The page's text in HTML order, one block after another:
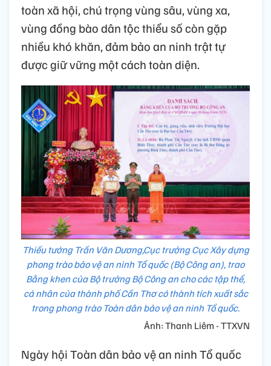
toàn xã hội, chú trọng vùng sâu, vùng xa,
vùng đồng bào dân tộc thiểu số còn gặp
nhiều khó khăn, đảm bảo an ninh trật tự
được giữ vững một cách toàn diện.
Thiếu tướng Trần Văn Dương,Cục trưởng Cục Xây dựng
phong trào bảo vệ an ninh Tổ quốc (Bộ Công an), trao
Bằng khen của Bộ trưởng Bộ Công an cho các tập thể,
cá nhân của thành phố Cần Thơ có thành tích xuất sắc
trong phong trào Toàn dân bảo vệ an ninh Tổ quốc.
Ảnh: Thanh Liêm - TTXVN
Ngày hội Toàn dân bảo vệ an ninh Tổ quốc